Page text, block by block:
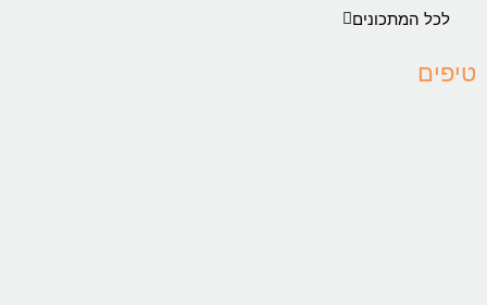
לכל המתכונים
טיפים